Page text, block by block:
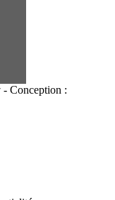
Conception :